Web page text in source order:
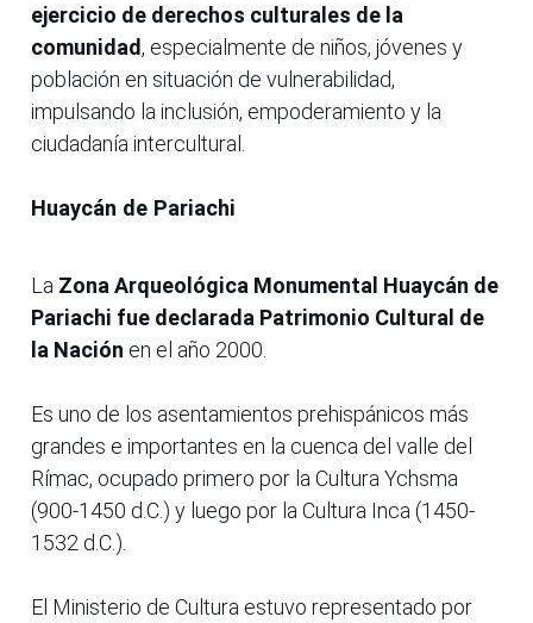
ejercicio de derechos culturales de la
comunidad, especialmente de niños, jóvenes y
población en situación de vulnerabilidad,
impulsando la inclusión, empoderamiento y la
ciudadanía intercultural.
Huaycán de Pariachi
La Zona Arqueológica Monumental Huaycán de
Pariachi fue declarada Patrimonio Cultural de
la Nación en el año 2000.
Es uno de los asentamientos prehispánicos más
grandes e importantes en la cuenca del valle del
Rímac, ocupado primero por la Cultura Ychsma
(900-1450 d.C.) y luego por la Cultura Inca (1450-
1532 d.C.).
El Ministerio de Cultura estuvo representado por